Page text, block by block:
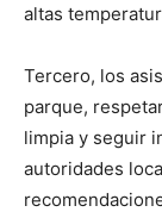
altas
Tercero, los
parque,
limpia y seguir
autoridades